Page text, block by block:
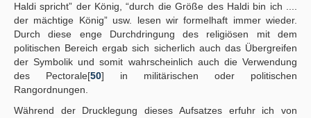
Haldi spricht” der König, “durch die Größe des Haldi bin ich ....
der mächtige König” usw. lesen wir formelhaft immer wieder.
Durch diese enge Durchdringung des religiösen mit dem
politischen Bereich ergab sich sicherlich auch das Übergreifen
der Symbolik und somit wahrscheinlich auch die Verwendung
des Pectorale[50] in militärischen oder politischen
Rangordnungen.
Während der Drucklegung dieses Aufsatzes erfuhr ich von